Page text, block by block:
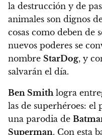
la destrucción y de
animales son dignos
cosas como deben de
nuevos poderes se
nombre StarDog, y
salvarán el día.
Ben Smith logra
las de superhéroes: el
una parodia de Bat
Superman. Con esta